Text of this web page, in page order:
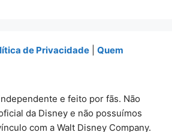
de Privacidade
Quem
e feito por fãs. Não
da Disney e não possuímos
com a Walt Disney Company.